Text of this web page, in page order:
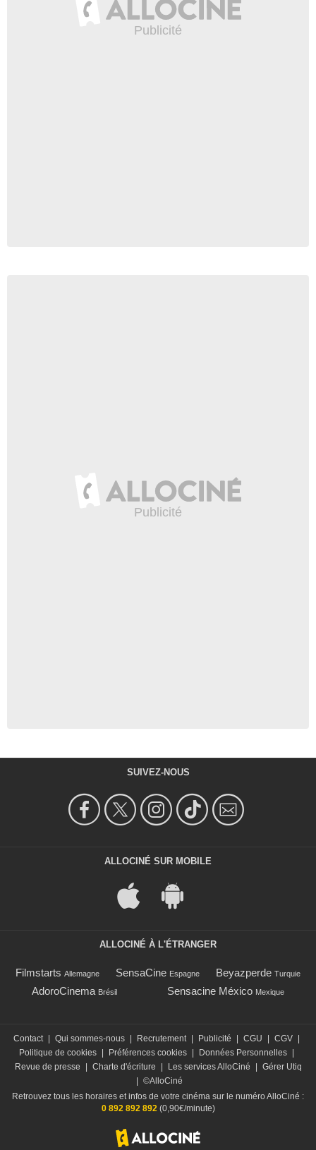
SUIVEZ-NOUS
ALLOCINÉ SUR MOBILE
ALLOCINÉ À L'ÉTRANGER
Filmstarts Allemagne SensaCine Espagne Beyazperde Turquie
AdoroCinema Brésil Sensacine México Mexique
Contact | Qui sommes-nous | Recrutement | Publicité | CGU | CGV |
Politique de cookies | Préférences cookies | Données Personnelles |
Revue de presse
| Charte d'écriture | Les services AlloCiné | Gérer Utiq
| ©AlloCiné
Retrouvez tous les horaires et infos de votre cinéma sur le numéro AlloCiné :
0 892 892 892 (0,90€/minute)